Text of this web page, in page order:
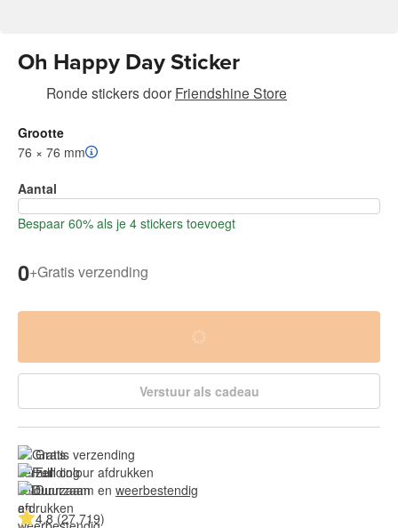
Oh Happy Day Sticker
Ronde stickersdoor Friendshine Store
Grootte
76 × 76 mm
Aantal
Bespaar 60% als je 4 stickers toevoegt
0+Gratis verzending
Verstuur als cadeau
Gratis verzending
Full colour afdrukken
Duurzaam en weerbestendig
4.8 (27.719)